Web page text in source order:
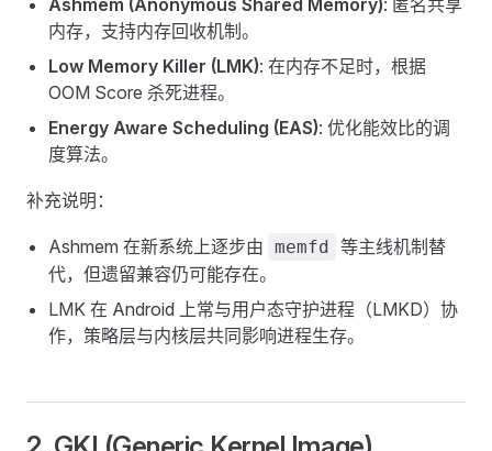
Ashmem (Anonymous Shared Memory): 匿名共享
内存，支持内存回收机制。
Low Memory Killer (LMK): 在内存不足时，根据
OOM Score 杀死进程。
Energy Aware Scheduling (EAS): 优化能效比的调
度算法。
补充说明：
Ashmem 在新系统上逐步由 memfd 等主线机制替
代，但遗留兼容仍可能存在。
LMK 在 Android 上常与用户态守护进程（LMKD）协
作，策略层与内核层共同影响进程生存。